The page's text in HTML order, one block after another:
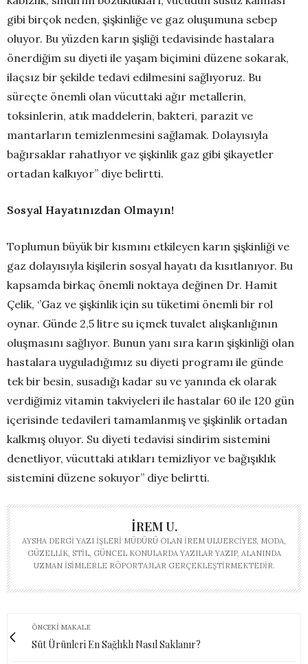
gibi birçok neden, şişkinliğe ve gaz oluşumuna sebep
oluyor. Bu yüzden karın şişliği tedavisinde hastalara
önerdiğim su diyeti ile yaşam biçimini düzene sokarak,
ilaçsız bir şekilde tedavi edilmesini sağlıyoruz. Bu
süreçte önemli olan vücuttaki ağır metallerin,
toksinlerin, atık maddelerin, bakteri, parazit ve
mantarların temizlenmesini sağlamak. Dolayısıyla
bağırsaklar rahatlıyor ve şişkinlik gaz gibi şikayetler
ortadan kalkıyor’’ diye belirtti.
Sosyal Hayatınızdan Olmayın!
Toplumun büyük bir kısmını etkileyen karın şişkinliği ve
gaz dolayısıyla kişilerin sosyal hayatı da kısıtlanıyor. Bu
kapsamda birkaç önemli noktaya değinen Dr. Hamit
Çelik, ‘’Gaz ve şişkinlik için su tüketimi önemli bir rol
oynar. Günde 2,5 litre su içmek tuvalet alışkanlığının
oluşmasını sağlıyor. Bunun yanı sıra karın şişkinliği olan
hastalara uyguladığımız su diyeti programı ile günde
tek bir besin, susadığı kadar su ve yanında ek olarak
verdiğimiz vitamin takviyeleri ile hastalar 60 ile 120 gün
içerisinde tedavileri tamamlanmış ve şişkinlik ortadan
kalkmış oluyor. Su diyeti tedavisi sindirim sistemini
denetliyor, vücuttaki atıkları temizliyor ve bağışıklık
sistemini düzene sokuyor’’ diye belirtti.
İREM U.
AYSHA DERGI YAZI İŞLERI MÜDÜRÜ OLAN İREM ULUERCIYES, MODA,
GÜZELLIK, STIL, GÜNCEL KONULARDA YAZILAR YAZIP, ALANINDA
UZMAN ISIMLERLE RÖPORTAJLAR GERÇEKLEŞTIRMEKTEDIR.
ÖNCEKI MAKALE
Süt Ürünleri En Sağlıklı Nasıl Saklanır?